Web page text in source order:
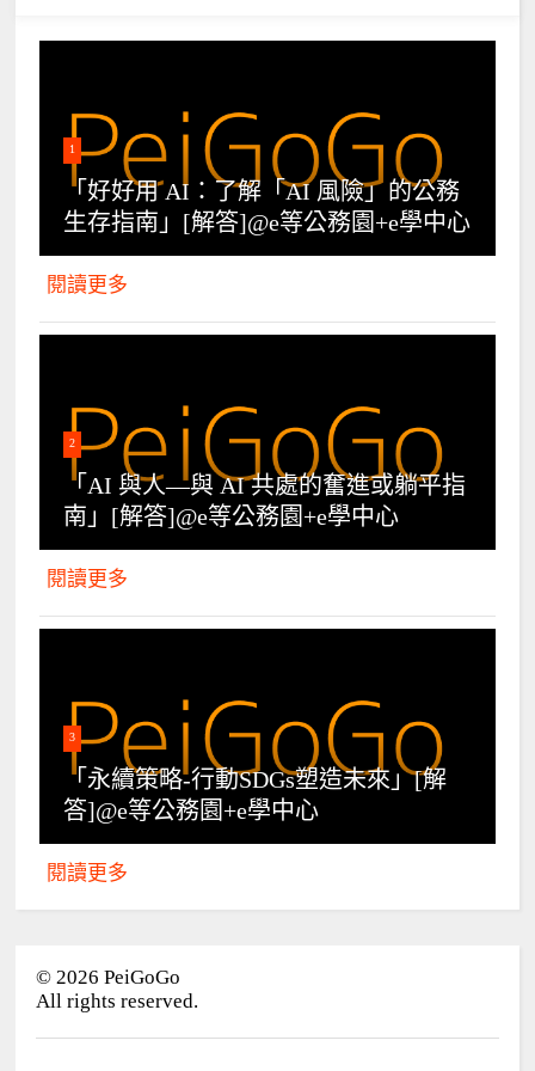
1
「好好用 AI：了解「AI 風險」的公務
生存指南」[解答]@e等公務園+e學中心
閱讀更多
2
「AI 與人—與 AI 共處的奮進或躺平指
南」[解答]@e等公務園+e學中心
閱讀更多
3
「永續策略-行動SDGs塑造未來」[解
答]@e等公務園+e學中心
閱讀更多
© 2026 PeiGoGo
All rights reserved.